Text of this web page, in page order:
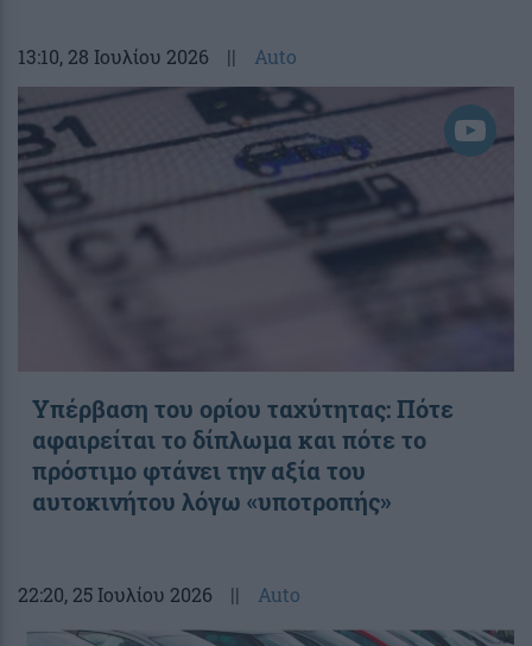
13:10, 28 Ιουλίου 2026 || Auto
Υπέρβαση του ορίου ταχύτητας: Πότε
αφαιρείται το δίπλωμα και πότε το
πρόστιμο φτάνει την αξία του
αυτοκινήτου λόγω «υποτροπής»
22:20, 25 Ιουλίου 2026 || Auto